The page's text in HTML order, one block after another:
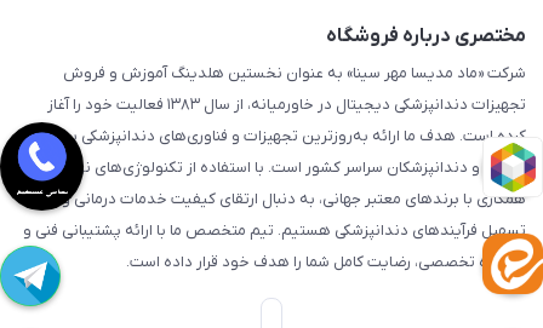
مختصری درباره فروشگاه
شرکت «ماد مدیسا مهر سینا» به عنوان نخستین هلدینگ آموزش و فروش
تجهیزات دندانپزشکی دیجیتال در خاورمیانه، از سال ۱۳۸۳ فعالیت خود را آغاز
کرده است. هدف ما ارائه به‌روزترین تجهیزات و فناوری‌های دندانپزشکی به مراکز
درمانی و دندانپزشکان سراسر کشور است. با استفاده از تکنولوژی‌های نوین و
همکاری با برندهای معتبر جهانی، به دنبال ارتقای کیفیت خدمات درمانی و
تسهیل فرآیندهای دندانپزشکی هستیم. تیم متخصص ما با ارائه پشتیبانی فنی و
مشاوره تخصصی، رضایت کامل شما را هدف خود قرار داده است.